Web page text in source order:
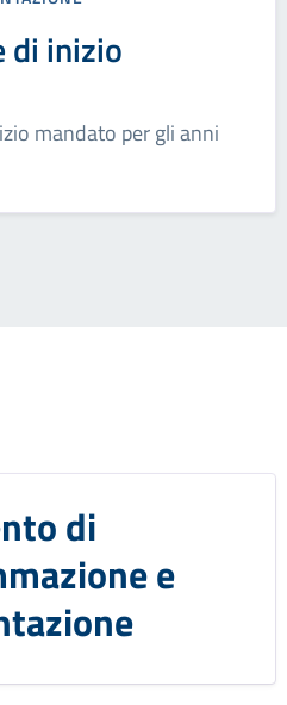
di inizio
mandato per gli anni
di
e